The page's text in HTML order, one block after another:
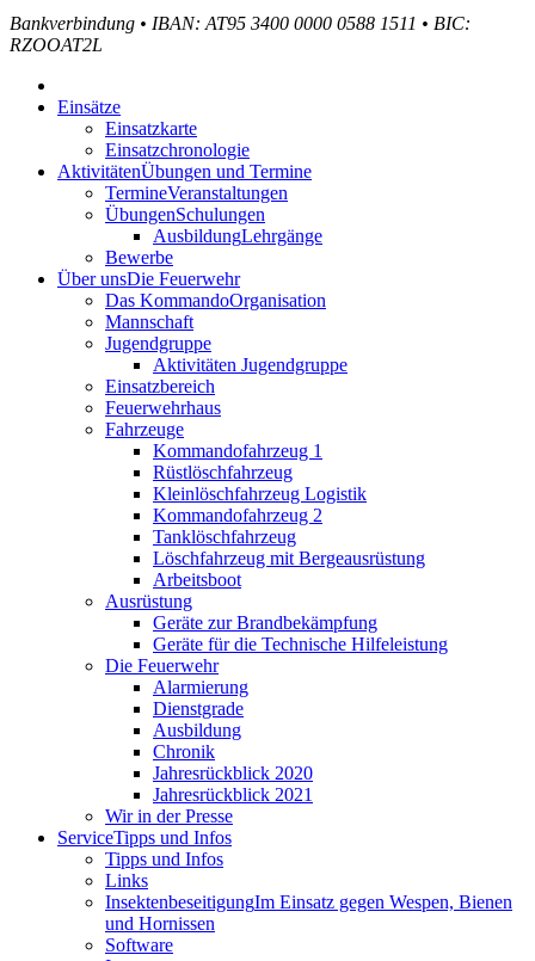
Bankverbindung • IBAN: AT95 3400 0000 0588 1511 • BIC:
RZOOAT2L
Einsätze
Einsatzkarte
Einsatzchronologie
AktivitätenÜbungen und Termine
TermineVeranstaltungen
ÜbungenSchulungen
AusbildungLehrgänge
Bewerbe
Über unsDie Feuerwehr
Das KommandoOrganisation
Mannschaft
Jugendgruppe
Aktivitäten Jugendgruppe
Einsatzbereich
Feuerwehrhaus
Fahrzeuge
Kommandofahrzeug 1
Rüstlöschfahrzeug
Kleinlöschfahrzeug Logistik
Kommandofahrzeug 2
Tanklöschfahrzeug
Löschfahrzeug mit Bergeausrüstung
Arbeitsboot
Ausrüstung
Geräte zur Brandbekämpfung
Geräte für die Technische Hilfeleistung
Die Feuerwehr
Alarmierung
Dienstgrade
Ausbildung
Chronik
Jahresrückblick 2020
Jahresrückblick 2021
Wir in der Presse
ServiceTipps und Infos
Tipps und Infos
Links
InsektenbeseitigungIm Einsatz gegen Wespen, Bienen
und Hornissen
Software